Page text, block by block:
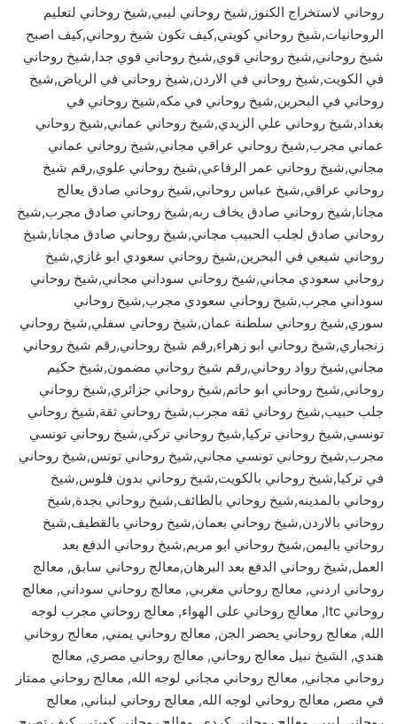
روحاني لاستخراج الكنوز,شيخ روحاني ليبي,شيخ روحاني لتعليم
الروحانيات,شيخ روحاني كويتي,كيف تكون شيخ روحاني,كيف اصبح
شيخ روحاني,شيخ روحاني قوي,شيخ روحاني قوي جدا,شيخ روحاني
في الكويت,شيخ روحاني في الاردن,شيخ روحاني في الرياض,شيخ
روحاني في البحرين,شيخ روحاني في مكه,شيخ روحاني في
بغداد,شيخ روحاني علي الزيدي,شيخ روحاني عماني,شيخ روحاني
عماني مجرب,شيخ روحاني عراقي مجاني,شيخ روحاني عماني
مجاني,شيخ روحاني عمر الرفاعي,شيخ روحاني علوي,رقم شيخ
روحاني عراقي,شيخ عباس روحاني,شيخ روحاني صادق يعالج
مجانا,شيخ روحاني صادق يخاف ربه,شيخ روحاني صادق مجرب,شيخ
روحاني صادق لجلب الحبيب مجاني,شيخ روحاني صادق مجانا,شيخ
روحاني شيعي في البحرين,شيخ روحاني سعودي ابو غازي,شيخ
روحاني سعودي مجاني,شيخ روحاني سوداني مجاني,شيخ روحاني
سوداني مجرب,شيخ روحاني سعودي مجرب,شيخ روحاني
سوري,شيخ روحاني سلطنة عمان,شيخ روحاني سفلي,شيخ روحاني
زنجباري,شيخ روحاني ابو زهراء,رقم شيخ روحاني,رقم شيخ روحاني
مجاني,شيخ رواد روحاني,رقم شيخ روحاني مضمون,شيخ حكيم
روحاني,شيخ روحاني ابو حاتم,شيخ روحاني جزائري,شيخ روحاني
جلب حبيب,شيخ روحاني ثقه مجرب,شيخ روحاني ثقة,شيخ روحاني
تونسي,شيخ روحاني تركيا,شيخ روحاني تركي,شيخ روحاني تونسي
مجرب,شيخ روحاني تونسي مجاني,شيخ روحاني تونس,شيخ روحاني
في تركيا,شيخ روحاني بالكويت,شيخ روحاني بدون فلوس,شيخ
روحاني بالمدينه,شيخ روحاني بالطائف,شيخ روحاني بجدة,شيخ
روحاني بالاردن,شيخ روحاني بعمان,شيخ روحاني بالقطيف,شيخ
روحاني باليمن,شيخ روحاني ابو مريم,شيخ روحاني الدفع بعد
العمل,شيخ روحاني الدفع بعد البرهان,معالج روحاني سابق, معالج
روحاني اردني, معالج روحاني مغربي, معالج روحاني سوداني, معالج
روحاني ltc, معالج روحاني على الهواء, معالج روحاني مجرب لوجه
الله, معالج روحاني يحضر الجن, معالج روحاني يمني, معالج روحاني
هندي, الشيخ نبيل معالج روحاني, معالج روحاني مصري, معالج
روحاني مجاني, معالج روحاني مجاني لوجه الله, معالج روحاني ممتاز
في مصر, معالج روحاني لوجه الله, معالج روحاني لبناني, معالج